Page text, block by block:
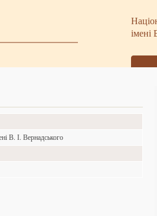
імені
В. І. Вернадського